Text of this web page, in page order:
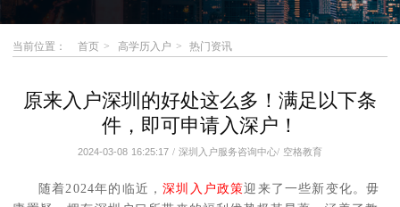
当前位置： 首页 高学历入户 热门资讯
原来入户深圳的好处这么多！满足以下条
件，即可申请入深户！
2024-03-08 16:25:17 / 深圳入户服务咨询中心/ 空格教育
随着2024年的临近，深圳入户政策迎来了一些新变化。毋